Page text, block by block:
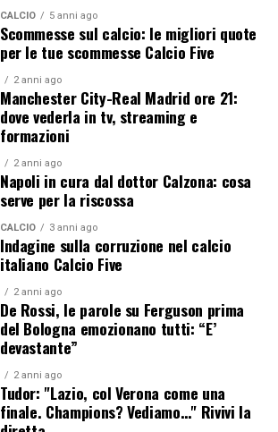
CALCIO 5 anni ago
Scommesse sul calcio: le migliori quote
per le tue scommesse Calcio Five
2 anni ago
Manchester City-Real Madrid ore 21:
dove vederla in tv, streaming e
formazioni
2 anni ago
Napoli in cura dal dottor Calzona: cosa
serve per la riscossa
CALCIO 3 anni ago
Indagine sulla corruzione nel calcio
italiano Calcio Five
2 anni ago
De Rossi, le parole su Ferguson prima
del Bologna emozionano tutti: “E’
devastante”
2 anni ago
Tudor: "Lazio, col Verona come una
finale. Champions? Vediamo…" Rivivi la